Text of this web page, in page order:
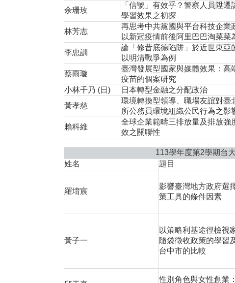
余珊玫
「信號」有效乎？警察人員陞遷
學習效果之初探
林芳志
再思考中共黨國與平台科技企
以新冠疫情前後阿里巴巴淘菜菜
李忠訓
論「修昔底德陷阱」於近世東亞
以明清戰爭為例
蔡雨璇
臺灣發展型國家與媒體效果：高
疫苗的個案研究
小林千乃 (日)
日本轉型金融之分配政治
黃孝慈
環境轉換型領導、職場友誼對臺
所公務員環境組織公民行為之影
賴科維
全球企業範疇三排放量及排放強
效之關聯性
113學年度第2學期台
姓名
題目
羅堉宸
影響臺灣地方政府選
策工具的條件因素
黃子一
以策略利基途徑檢視
隨袋徵收政策的學習
台中市的比較
性別角色與女性創業